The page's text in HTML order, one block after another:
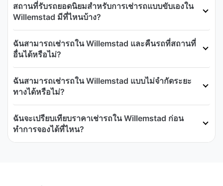
สถานที่รับรถยอดนิยมสำหรับการเช่ารถแบบขับเองใน
Willemstad มีที่ไหนบ้าง?
ฉันสามารถเช่ารถใน Willemstad และคืนรถที่สถานที่
อื่นได้หรือไม่?
ฉันสามารถเช่ารถใน Willemstad แบบไม่จำกัดระยะ
ทางได้หรือไม่?
ฉันจะเปรียบเทียบราคาเช่ารถใน Willemstad ก่อน
ทำการจองได้ที่ไหน?